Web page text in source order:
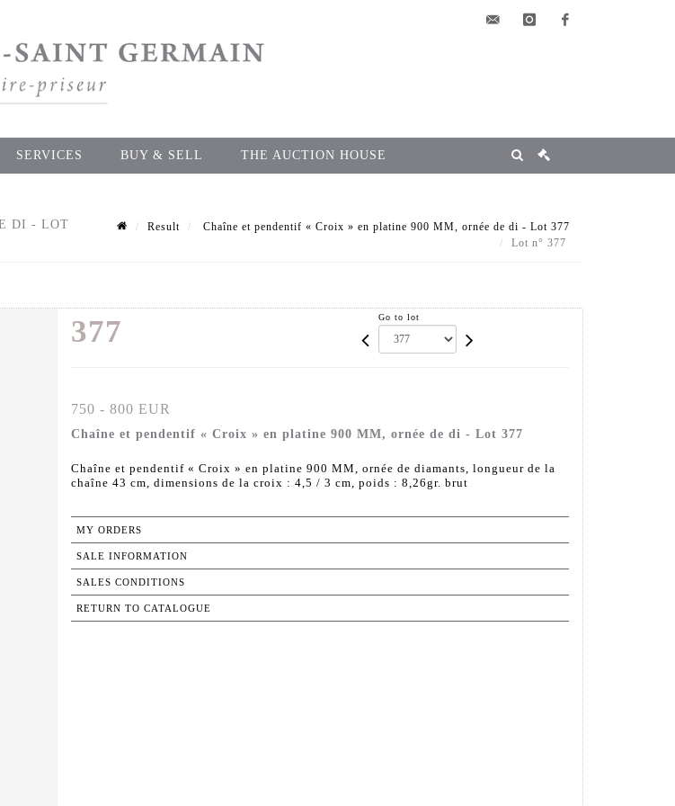
SERVICES BUY & SELL THE AUCTION HOUSE
DI - LOT
Result
Chaîne et pendentif « Croix » en platine 900 MM, ornée de di - Lot 377
Lot n° 377
377 Go to lot
750 - 800 EUR
Chaîne et pendentif « Croix » en platine 900 MM, ornée de di - Lot 377
Chaîne et pendentif « Croix » en platine 900 MM, ornée de diamants, longueur de la
chaîne 43 cm, dimensions de la croix : 4,5 / 3 cm, poids : 8,26gr. brut
MY ORDERS
SALE INFORMATION
SALES CONDITIONS
RETURN TO CATALOGUE